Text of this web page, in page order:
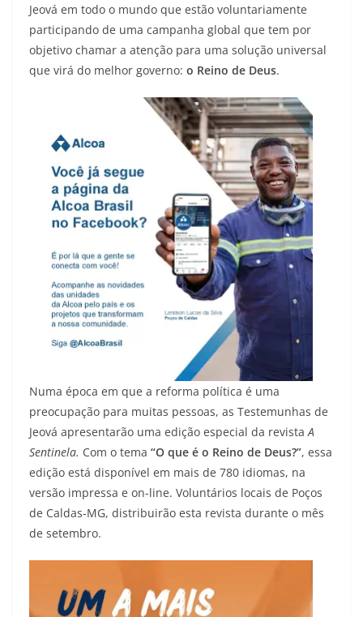
Jeová em todo o mundo que estão voluntariamente
participando de uma campanha global que tem por
objetivo chamar a atenção para uma solução universal
que virá do melhor governo: o Reino de Deus.
Numa época em que a reforma política é uma
preocupação para muitas pessoas, as Testemunhas de
Jeová apresentarão uma edição especial da revista A
Sentinela. Com o tema “O que é o Reino de Deus?”, essa
edição está disponível em mais de 780 idiomas, na
versão impressa e on-line. Voluntários locais de Poços
de Caldas-MG, distribuirão esta revista durante o mês
de setembro.